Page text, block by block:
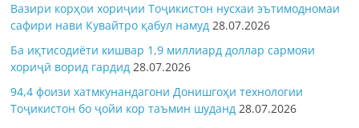
Вазири корҳои хориҷии Тоҷикистон нусхаи эътимодномаи
сафири нави Кувайтро қабул намуд 28.07.2026
Ба иқтисодиёти кишвар 1,9 миллиард доллар сармояи
хориҷӣ ворид гардид 28.07.2026
94,4 фоизи хатмкунандагони Донишгоҳи технологии
Тоҷикистон бо ҷойи кор таъмин шуданд 28.07.2026